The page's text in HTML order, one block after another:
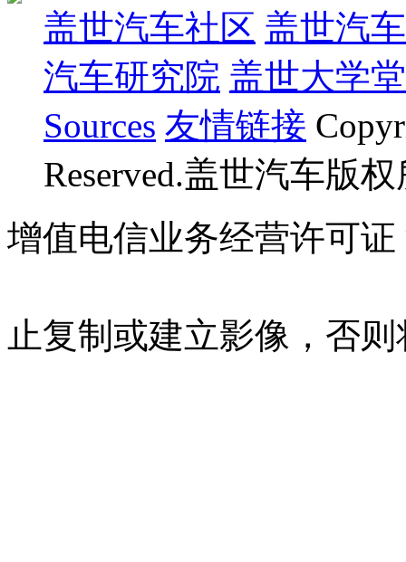
盖世汽车社区 盖世汽
汽车研究院 盖世大学堂
Sources 友情链接
Reserved.盖世汽车版
增值电信业务经营许可证
止复制或建立影像，否